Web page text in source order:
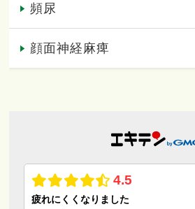
頻尿
顔面神経麻痺